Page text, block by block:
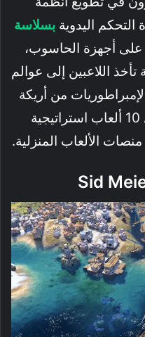
اليدوية بسلاسة
على أجهزة الحاسوب،
اللاعبين إلى عوالم
من أريكة
المنزل. إليك ترشيحاتنا لأفضل 10 ألعاب استراتيجية
الألعاب المنزلية.